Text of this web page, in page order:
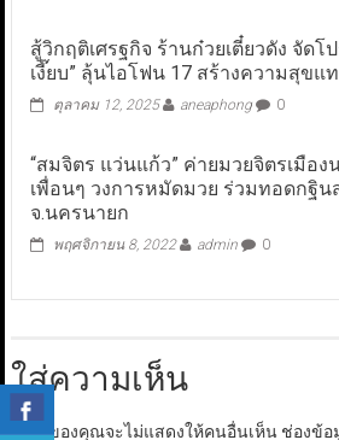
สู้วิกฤติเศรฐกิจ ร้านก๋วยเตี๋ยวดัง จัดโ
เงี๊ยบ” ลุ้นไอโฟน 17 สร้างความสุขแ
ตุลาคม 12, 2025 aneaphong 0
“สมจิตร แว่นแก้ว” ค่ายมวยจิตรเมือ
เพื่อนๆ วงการหมัดมวย ร่วมทอดกฐิ
จ.นครนายก
พฤศจิกายน 8, 2022 admin 0
ใส่ความเห็น
อีเมลของคุณจะไม่แสดงให้คนอื่นเห็น ช่องข้อ